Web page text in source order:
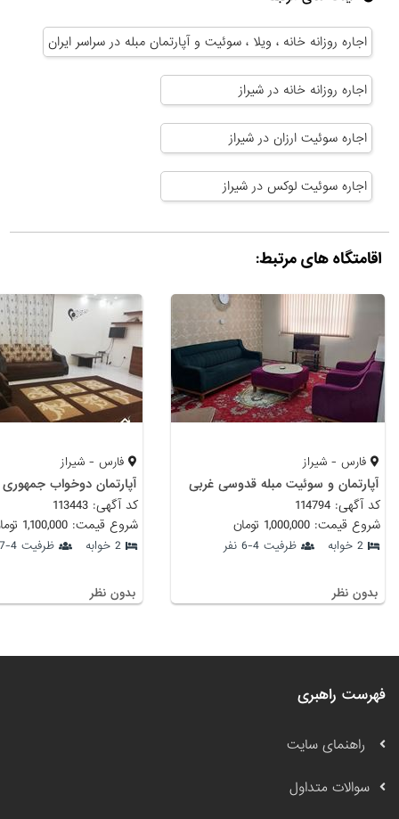
اجاره روزانه خانه ، ویلا ، سوئیت و آپارتمان مبله در سراسر ایران
اجاره روزانه خانه در شیراز
اجاره سوئیت ارزان در شیراز
اجاره سوئیت لوکس در شیراز
اقامتگاه های مرتبط:
فارس - شیراز
آپارتمان و سوئیت مبله قدوسی غربی
کد آگهی: 114794
شروع قیمت: 1,000,000 تومان
2 خوابه ظرفیت 4-6 نفر
بدون نظر
فارس - شیراز
آپارتمان دوخواب جمهوری
کد آگهی: 113443
شروع قیمت: 1,100,000 تومان
2 خوابه ظرفیت 4-7 نفر
بدون نظر
فهرست راهبری
راهنمای سایت
سوالات متداول